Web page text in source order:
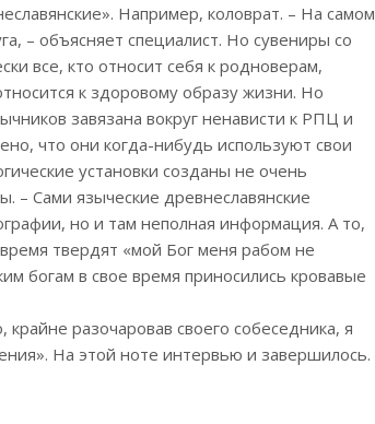
Например, коловрат. – На самом
– объясняет специалист. Но сувениры со
все, кто относит себя к родноверам,
к здоровому образу жизни. Но
завязана вокруг ненависти к РПЦ и
что они когда-нибудь используют свои
установки созданы не очень
Сами языческие древнеславянские
но и там неполная информация. А то,
твердят «мой Бог меня рабом не
богам в свое время приносились кровавые
разочаровав своего собеседника, я
На этой ноте интервью и завершилось.